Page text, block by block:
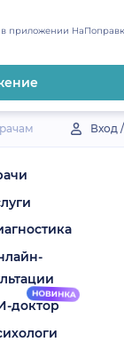
приложении
Вход
доктор